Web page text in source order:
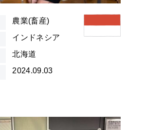
農業(畜産)
インドネシア
北海道
2024.09.03